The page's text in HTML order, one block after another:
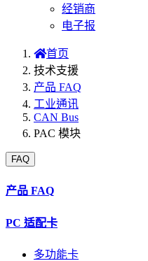
经销商
电子报
首页
技术支援
产品 FAQ
工业通讯
CAN Bus
PAC 模块
FAQ
产品 FAQ
PC 适配卡
多功能卡